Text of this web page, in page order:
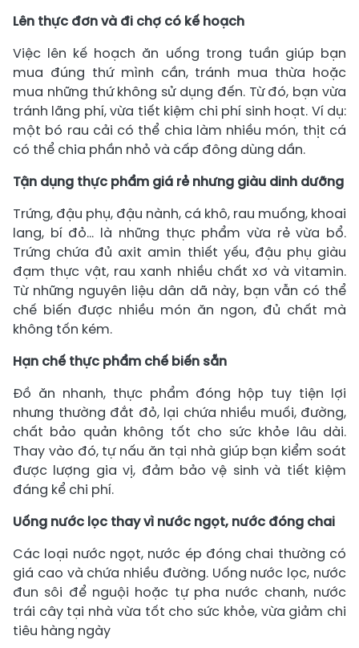
Lên thực đơn và đi chợ có kế hoạch
Việc lên kế hoạch ăn uống trong tuần giúp bạn
mua đúng thứ mình cần, tránh mua thừa hoặc
mua những thứ không sử dụng đến. Từ đó, bạn vừa
tránh lãng phí, vừa tiết kiệm chi phí sinh hoạt. Ví dụ:
một bó rau cải có thể chia làm nhiều món, thịt cá
có thể chia phần nhỏ và cấp đông dùng dần.
Tận dụng thực phẩm giá rẻ nhưng giàu dinh dưỡng
Trứng, đậu phụ, đậu nành, cá khô, rau muống, khoai
lang, bí đỏ… là những thực phẩm vừa rẻ vừa bổ.
Trứng chứa đủ axit amin thiết yếu, đậu phụ giàu
đạm thực vật, rau xanh nhiều chất xơ và vitamin.
Từ những nguyên liệu dân dã này, bạn vẫn có thể
chế biến được nhiều món ăn ngon, đủ chất mà
không tốn kém.
Hạn chế thực phẩm chế biến sẵn
Đồ ăn nhanh, thực phẩm đóng hộp tuy tiện lợi
nhưng thường đắt đỏ, lại chứa nhiều muối, đường,
chất bảo quản không tốt cho sức khỏe lâu dài.
Thay vào đó, tự nấu ăn tại nhà giúp bạn kiểm soát
được lượng gia vị, đảm bảo vệ sinh và tiết kiệm
đáng kể chi phí.
Uống nước lọc thay vì nước ngọt, nước đóng chai
Các loại nước ngọt, nước ép đóng chai thường có
giá cao và chứa nhiều đường. Uống nước lọc, nước
đun sôi để nguội hoặc tự pha nước chanh, nước
trái cây tại nhà vừa tốt cho sức khỏe, vừa giảm chi
tiêu hàng ngày